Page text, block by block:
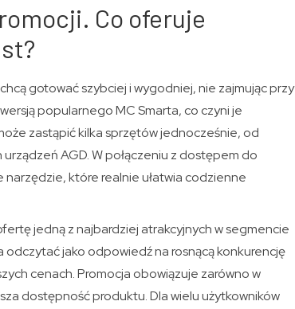
Co oferuje
gotować szybciej i wygodniej, nie zajmując przy
popularnego MC Smarta, co czyni je
zastąpić kilka sprzętów jednocześnie, od
AGD. W połączeniu z dostępem do
które realnie ułatwia codzienne
jedną z najbardziej atrakcyjnych w segmencie
jako odpowiedź na rosnącą konkurencję
cenach. Promocja obowiązuje zarówno w
dostępność produktu. Dla wielu użytkowników